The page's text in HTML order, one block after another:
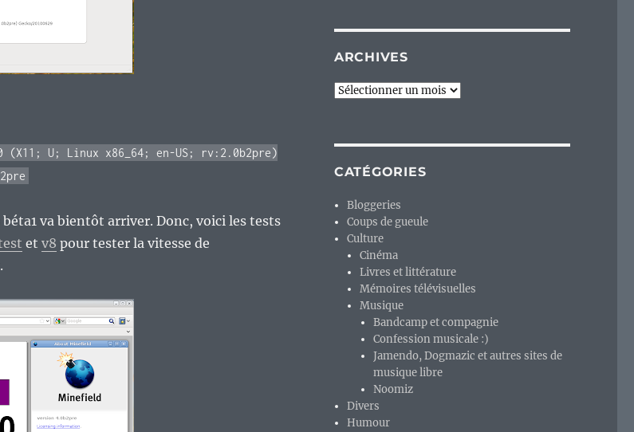
U; Linux x86_64; en-US; rv:2.0b2pre)
va bientôt arriver. Donc, voici les tests
et v8 pour tester la vitesse de
ARCHIVES
Archives
CATÉGORIES
Bloggeries
Coups de gueule
Culture
Cinéma
Livres et littérature
Mémoires télévisuelles
Musique
Bandcamp et compagnie
Confession musicale :)
Jamendo, Dogmazic et autres sites de
musique libre
Noomiz
Divers
Humour